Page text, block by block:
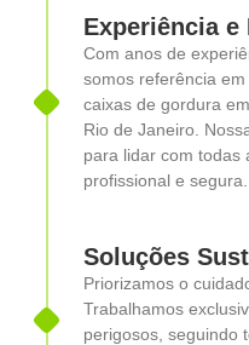
Experiência
Com anos de
somos referência
caixas de gordura
Rio de Janeiro.
para lidar com todas
profissional e segura.
Soluções
Priorizamos o
Trabalhamos
perigosos, seguindo